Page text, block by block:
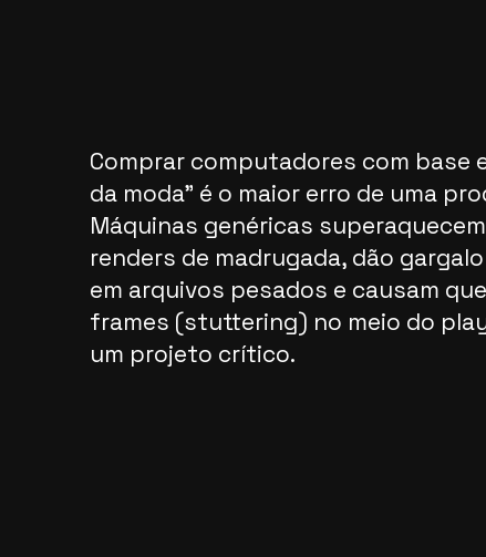
Comprar computadores com base
da moda" é o maior erro de uma
Máquinas genéricas
renders de madrugada, dão
em arquivos pesados e causam
frames (stuttering) no meio do
um projeto crítico.